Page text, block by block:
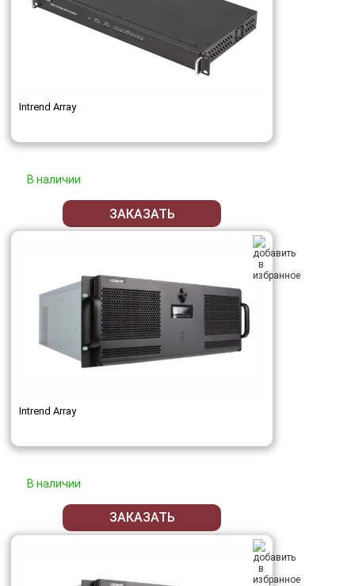
Intrend Array
В наличии
ЗАКАЗАТЬ
Intrend Array
В наличии
ЗАКАЗАТЬ